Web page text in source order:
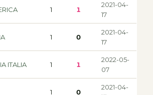
1 1
2021-04-
17
1 0
2021-04-
17
ITALIA 1 1
2022-05-
07
1 0
2021-04-